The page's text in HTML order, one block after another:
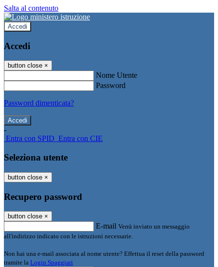
Salta al contenuto
Accedi
Accedi
button close ×
Nome Utente
Password
Password dimenticata?
-
Entra con SPID Entra con CIE
Seleziona utente
button close ×
Recupero password
button close ×
E-mail Verrà inviato un messaggio
all'indirizzo indicato con le istruzioni necessarie.
Non hai una e-mail associata al nome utente? Effettua il reset della password
tramite la Login Spaggiari